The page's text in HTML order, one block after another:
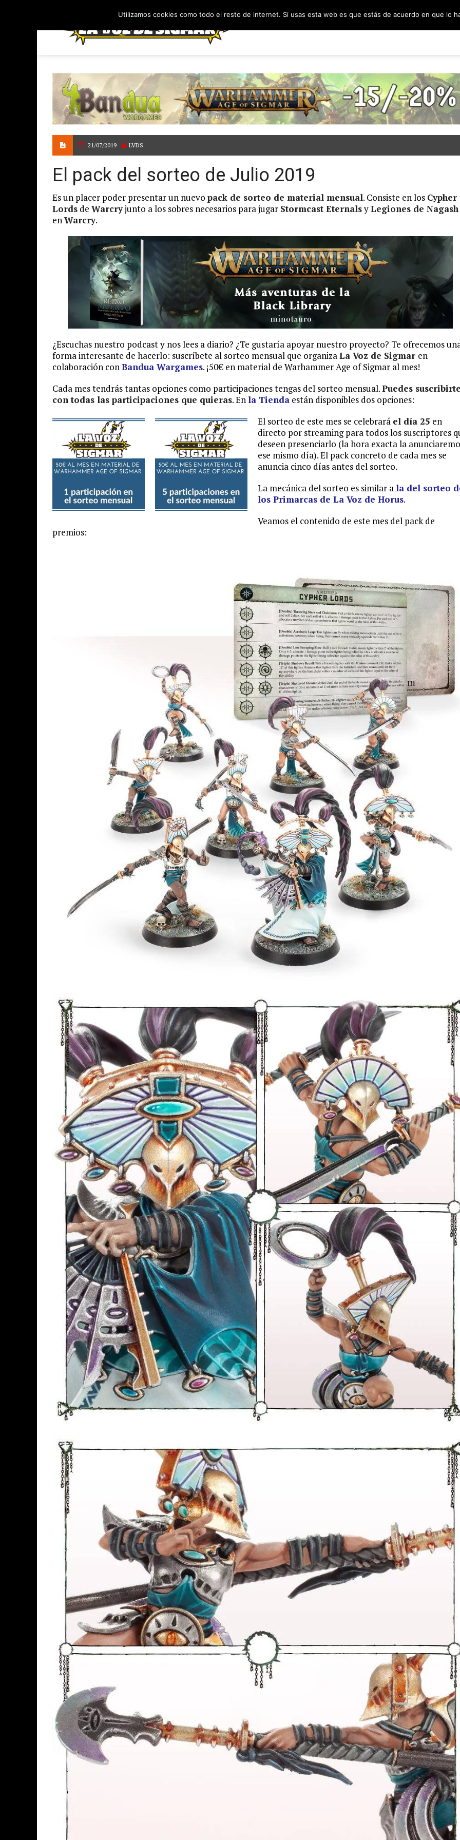
21/07/2019 LVDS
El pack del sorteo de Julio 2019
Es un placer poder presentar un nuevo pack de sorteo de material mensual. Consiste en los Cypher
Lords de Warcryjunto a los sobres necesarios para jugar Stormcast EternalsyLegiones de Nagash
enWarcry.
¿Escuchas nuestro podcast y nos lees a diario? ¿Te gustaría apoyar nuestro proyecto? Te ofrecemos
forma interesante de hacerlo: suscríbete al sorteo mensual que organizaLa Voz de Sigmar en
colaboración conBandua Wargames. ¡50€ en material de Warhammer Age of Sigmar al mes!
Cada mes tendrás tantas opciones como participaciones tengas del sorteo mensual.Puedes
con todas las participaciones que quieras. Enla Tienda están disponibles dos opciones:
El sorteo de este mes se celebrará el día 25 en
directo por streaming para todos los suscriptores
deseen presenciarlo (la hora exacta la
ese mismo día). El pack concreto de cada mes se
anuncia cinco días antes del sorteo.
La mecánica del sorteo es similar ala del sorteo
los Primarcas de La Voz de Horus.
Veamos el contenido de este mes del pack de
premios:
Utilizamos cookies como todo el resto de internet. Si usas esta web es que estás de acuerdo en que lo